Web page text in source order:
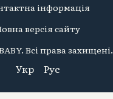
інформація
версія сайту
Всі права захищені.
Укр Рус